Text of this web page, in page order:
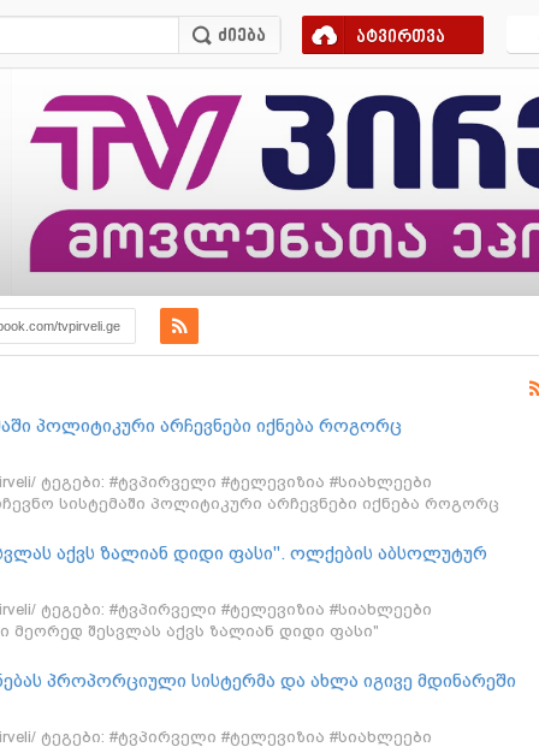
ატვირთვა
tvpirveli.ge
პოლიტიკური არჩევნები იქნება როგორც
ბაქრაძე
ტეგები: #ტვპირველი #ტელევიზია #სიახლეები
სისტემაში პოლიტიკური არჩევნები იქნება როგორც
აქვს ზალიან დიდი ფასი". ოლქების აბსოლუტურ
ერთიანი კანდიდატი და დაახლოებით ვიცით, ვინ
ტეგები: #ტვპირველი #ტელევიზია #სიახლეები
მეორედ შესვლას აქვს ზალიან დიდი ფასი"
პროპორციული სისტერმა და ახლა იგივე მდინარეში
ტეგები: #ტვპირველი #ტელევიზია #სიახლეები